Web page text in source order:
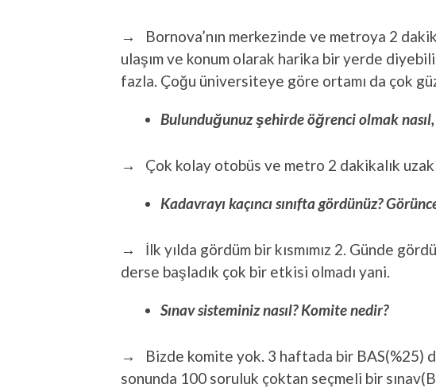
→ Bornova’nın merkezinde ve metroya 2
ulaşım ve konum olarak harika bir yerde
fazla. Çoğu üniversiteye göre ortamı da çok
Bulunduğunuz şehirde öğrenci olmak nasıl,
→ Çok kolay otobüs ve metro 2 dakikalık
Kadavrayı kaçıncı sınıfta gördünüz?
→ İlk yılda gördüm bir kısmımız 2. Günde
derse başladık çok bir etkisi olmadı yani.
Sınav sisteminiz nasıl? Komite nedir?
→ Bizde komite yok. 3 haftada bir BAS(%25)
sonunda 100 soruluk çoktan seçmeli bir